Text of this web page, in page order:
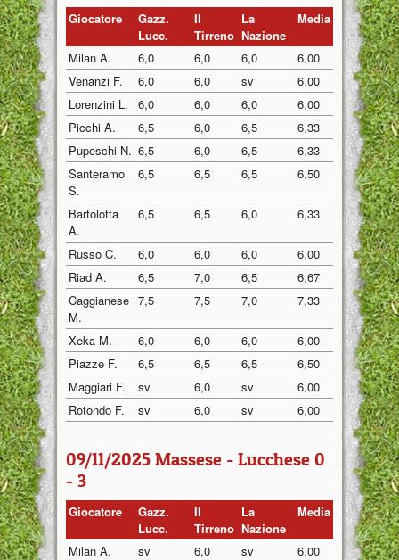
Giocatore
Gazz.
Lucc.
Il
Tirreno
La
Nazione
Media
Milan A. 6,0 6,0 6,0
6,00
Venanzi F.
6,0 6,0 sv
6,00
Lorenzini L.
6,0 6,0 6,0
6,00
Picchi A.
6,5 6,0 6,5
6,33
Pupeschi N. 6,5 6,0 6,5
6,33
Santeramo
S.
6,5 6,5 6,5 6,50
Bartolotta
A.
6,5 6,5 6,0 6,33
Russo C. 6,0 6,0 6,0
6,00
Riad A.
6,5 7,0 6,5
6,67
Caggianese
M.
7,5 7,5 7,0 7,33
Xeka M. 6,0 6,0 6,0
6,00
Piazze F.
6,5 6,5 6,5
6,50
Maggiari F.
sv 6,0 sv
6,00
Rotondo F.
sv 6,0 sv 6,00
09/11/2025 Massese - Lucchese 0
- 3
Giocatore
Gazz.
Lucc.
Il
Tirreno
La
Nazione
Media
Milan A. sv 6,0 sv
6,00